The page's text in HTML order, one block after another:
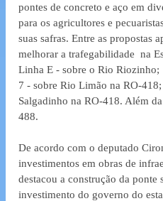
pontes de concreto e aço em
para os agricultores e
suas safras. Entre as propostas
melhorar a trafegabilidade  na
Linha E - sobre o Rio Riozinho;
7 - sobre Rio Limão na RO-
Salgadinho na RO-418. Além
488.
De acordo com o deputado
investimentos em obras de
destacou a construção da
investimento do governo do